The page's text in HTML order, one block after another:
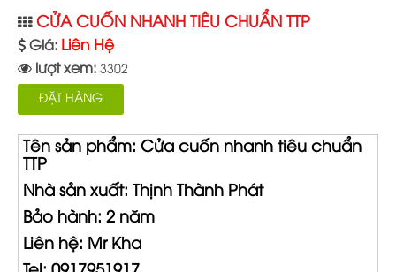
CỬA CUỐN NHANH TIÊU CHUẨN TTP
Giá: Liên Hệ
lượt xem: 3302
ĐẶT HÀNG
Tên sản phẩm: Cửa cuốn nhanh tiêu chuẩn
TTP
Nhà sản xuất: Thịnh Thành Phát
Bảo hành: 2 năm
Liên hệ: Mr Kha